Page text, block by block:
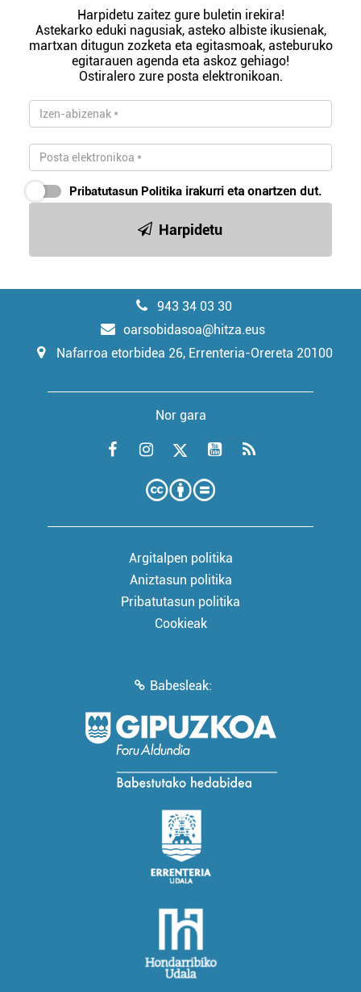
Harpidetu zaitez gure buletin irekira!
Astekarko eduki nagusiak, asteko albiste ikusienak,
martxan ditugun zozketa eta egitasmoak, asteburuko
egitarauen agenda eta askoz gehiago!
Ostiralero zure posta elektronikoan.
Pribatutasun Politika irakurri eta onartzen dut.
Harpidetu
943 34 03 30
oarsobidasoa@hitza.eus
Nafarroa etorbidea 26, Errenteria-Orereta 20100
Nor gara
Argitalpen politika
Aniztasun politika
Pribatutasun politika
Cookieak
Babesleak: